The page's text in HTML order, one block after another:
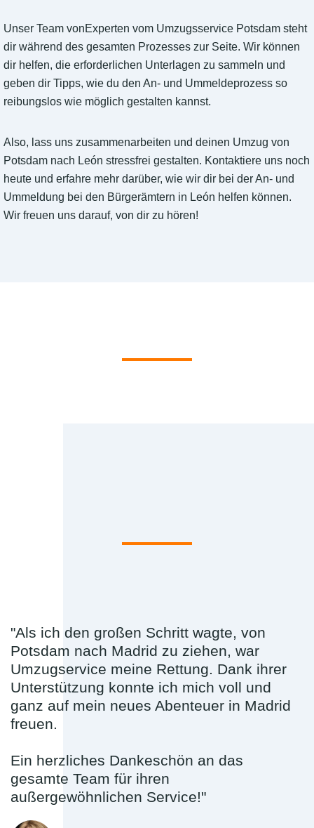
Unser Team vonExperten vom Umzugsservice Potsdam steht
dir während des gesamten Prozesses zur Seite. Wir können
dir helfen, die erforderlichen Unterlagen zu sammeln und
geben dir Tipps, wie du den An- und Ummeldeprozess so
reibungslos wie möglich gestalten kannst.
Also, lass uns zusammenarbeiten und deinen Umzug von
Potsdam nach León stressfrei gestalten. Kontaktiere uns noch
heute und erfahre mehr darüber, wie wir dir bei der An- und
Ummeldung bei den Bürgerämtern in León helfen können.
Wir freuen uns darauf, von dir zu hören!
"Als ich den großen Schritt wagte, von
Potsdam nach Madrid zu ziehen, war
Umzugservice meine Rettung. Dank ihrer
Unterstützung konnte ich mich voll und
ganz auf mein neues Abenteuer in Madrid
freuen.
Ein herzliches Dankeschön an das
gesamte Team für ihren
außergewöhnlichen Service!"